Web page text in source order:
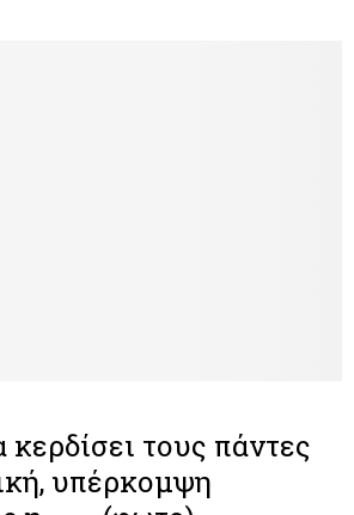
τους πάντες
υπέρκομψη